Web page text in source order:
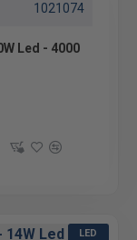
1021074
Led - 4000
LED